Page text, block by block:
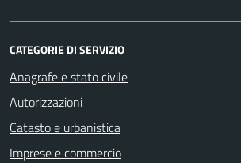
CATEGORIE DI SERVIZIO
Anagrafe e stato civile
Autorizzazioni
Catasto e urbanistica
Imprese e commercio